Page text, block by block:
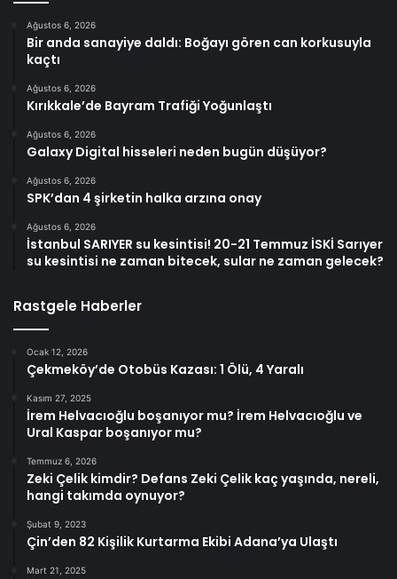
Ağustos 6, 2026
Bir anda sanayiye daldı: Boğayı gören can korkusuyla
kaçtı
Ağustos 6, 2026
Kırıkkale’de Bayram Trafiği Yoğunlaştı
Ağustos 6, 2026
Galaxy Digital hisseleri neden bugün düşüyor?
Ağustos 6, 2026
SPK’dan 4 şirketin halka arzına onay
Ağustos 6, 2026
İstanbul SARIYER su kesintisi! 20-21 Temmuz İSKİ Sarıyer
su kesintisi ne zaman bitecek, sular ne zaman gelecek?
Rastgele Haberler
Ocak 12, 2026
Çekmeköy’de Otobüs Kazası: 1 Ölü, 4 Yaralı
Kasım 27, 2025
İrem Helvacıoğlu boşanıyor mu? İrem Helvacıoğlu ve
Ural Kaspar boşanıyor mu?
Temmuz 6, 2026
Zeki Çelik kimdir? Defans Zeki Çelik kaç yaşında, nereli,
hangi takımda oynuyor?
Şubat 9, 2023
Çin’den 82 Kişilik Kurtarma Ekibi Adana’ya Ulaştı
Mart 21, 2025